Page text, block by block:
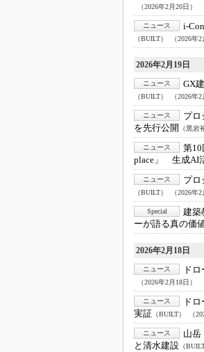
（2026年2月20日）
ニュース i-
（BUILT） （2026年2
2026年2月19日
ニュース GX
（BUILT） （2026年2
ニュース プロ
を先行公開
（黒岩
ニュース 第10
place」 生成AI
ニュース プロ
（BUILT） （2026年2
Special 建築
ーが語る真の価
2026年2月18日
ニュース ドロ
（2026年2月18日）
ニュース ドロ
実証 （BUILT） （
ニュース 山岳
と清水建設 （